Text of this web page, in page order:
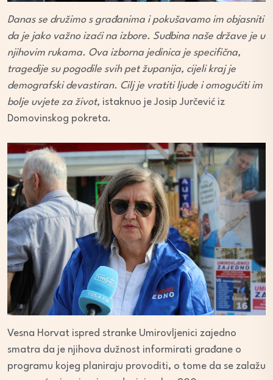
Danas se družimo s građanima i pokušavamo im objasniti
da je jako važno izaći na izbore. Sudbina naše države je u
njihovim rukama. Ova izborna jedinica je specifična,
tragedije su pogodile svih pet županija, cijeli kraj je
demografski devastiran. Cilj je vratiti ljude i omogućiti im
bolje uvjete za život, istaknuo je Josip Jurčević iz
Domovinskog pokreta.
Vesna Horvat ispred stranke Umirovljenici zajedno
smatra da je njihova dužnost informirati građane o
programu kojeg planiraju provoditi, o tome da se zalažu